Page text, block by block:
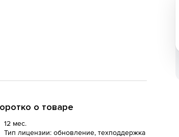
о товаре
12 мес.
Тип лицензии: обновление, техподдержка